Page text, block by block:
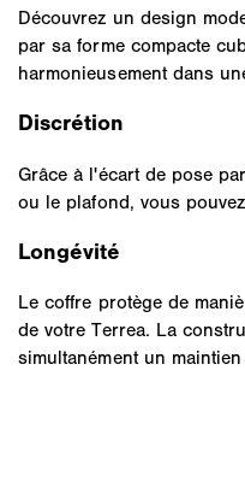
Découvrez un design
par sa forme compacte
harmonieusement dans
Discrétion
Grâce à l'écart de pose
ou le plafond, vous
Longévité
Le coffre protège de
de votre Terrea. La
simultanément un